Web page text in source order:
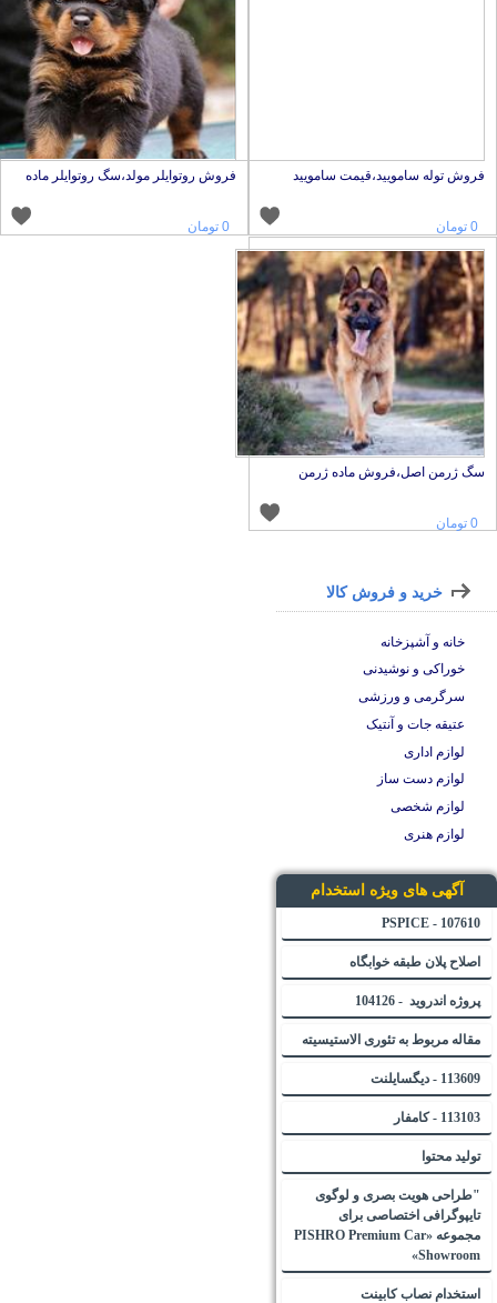
فروش توله سامویید،قیمت سامویید فروش روتوایلر مولد،سگ روتوایلر ماده
سگ ژرمن اصل،فروش ماده ژرمن
خرید و فروش کالا
خانه و آشپزخانه
خوراکی و نوشیدنی
سرگرمی و ورزشی
عتیقه جات و آنتیک
لوازم اداری
لوازم دست ساز
لوازم شخصی
لوازم هنری
آگهی های ویژه استخدام
107610 - PSPICE
اصلاح پلان طبقه خوابگاه
پروژه اندروید - 104126
مقاله مربوط به تئوری الاستیسیته
113609 - دیگسایلنت
113103 - کامفار
تولید محتوا
"طراحی هویت بصری و لوگوی
تایپوگرافی اختصاصی برای
مجموعه «PISHRO Premium Car
Showroom»
استخدام نصاب کابینت